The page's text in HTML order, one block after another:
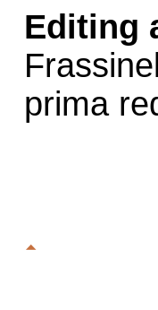
Editing
prima